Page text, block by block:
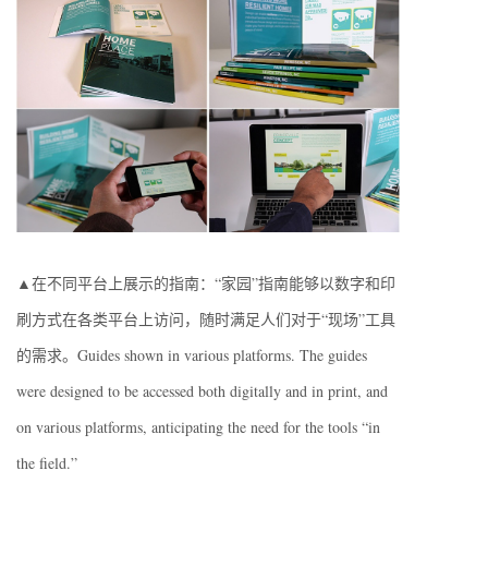
▲在不同平台上展示的指南：“家园”指南能够以数字和印
刷方式在各类平台上访问，随时满足人们对于“现场”工具
的需求。Guides shown in various platforms. The guides
were designed to be accessed both digitally and in print, and
on various platforms, anticipating the need for the tools “in
the field.”